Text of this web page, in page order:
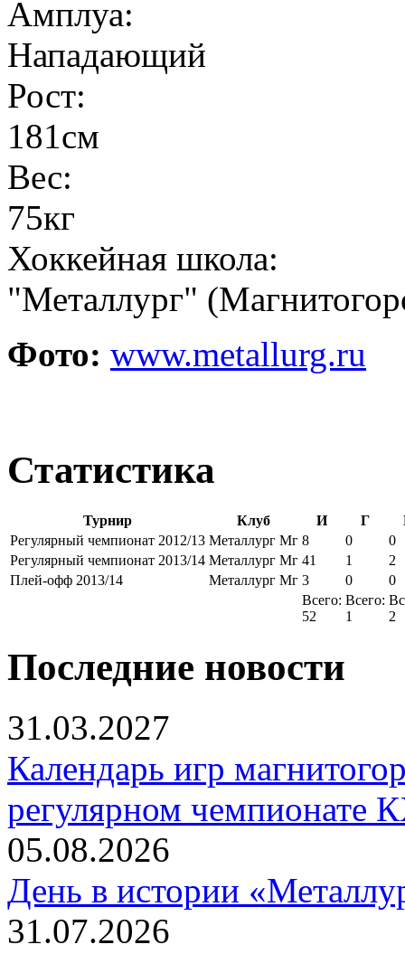
Амплуа:
Нападающий
Рост:
181см
Вес:
75кг
Хоккейная школа:
"Металлург"
Фото: www.metallurg.ru
Статистика
Турнир Клуб И Г
Регулярный чемпионат 2012/13 Металлург Мг 8 0
0
Регулярный чемпионат 2013/14 Металлург Мг 41 1
2
Плей-офф 2013/14
Металлург Мг 3 0
0
Всего:
52
Всего:
1
2
Последние новости
31.03.2027
Календарь игр
регулярном чемпионате
05.08.2026
День в истории
31.07.2026